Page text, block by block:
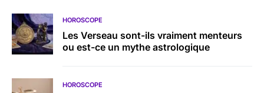
HOROSCOPE
Les Verseau sont-ils vraiment menteurs
ou est-ce un mythe astrologique
HOROSCOPE